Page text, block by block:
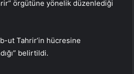
örgütüne yönelik düzenlediği
ut Tahrir’in hücresine
belirtildi.